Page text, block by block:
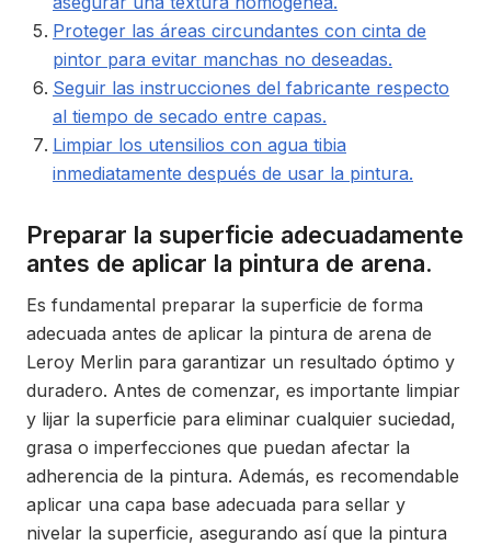
Proteger las áreas circundantes con cinta de
pintor para evitar manchas no deseadas.
Seguir las instrucciones del fabricante respecto
al tiempo de secado entre capas.
Limpiar los utensilios con agua tibia
inmediatamente después de usar la pintura.
Preparar la superficie adecuadamente
antes de aplicar la pintura de arena.
Es fundamental preparar la superficie de forma
adecuada antes de aplicar la pintura de arena de
Leroy Merlin para garantizar un resultado óptimo y
duradero. Antes de comenzar, es importante limpiar
y lijar la superficie para eliminar cualquier suciedad,
grasa o imperfecciones que puedan afectar la
adherencia de la pintura. Además, es recomendable
aplicar una capa base adecuada para sellar y
nivelar la superficie, asegurando así que la pintura